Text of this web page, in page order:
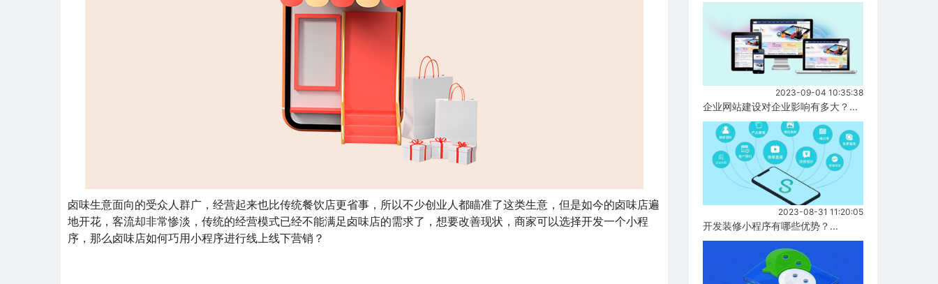
卤味生意面向的受众人群广，经营起来也比传统餐饮店更省事，所以不少创业人都瞄准了这类生意，但是如今的卤味店遍
地开花，客流却非常惨淡，传统的经营模式已经不能满足卤味店的需求了，想要改善现状，商家可以选择开发一个小程
序，那么卤味店如何巧用小程序进行线上线下营销？
2023-09-04 10:35:38
企业网站建设对企业影响有多大？...
2023-08-31 11:20:05
开发装修小程序有哪些优势？...